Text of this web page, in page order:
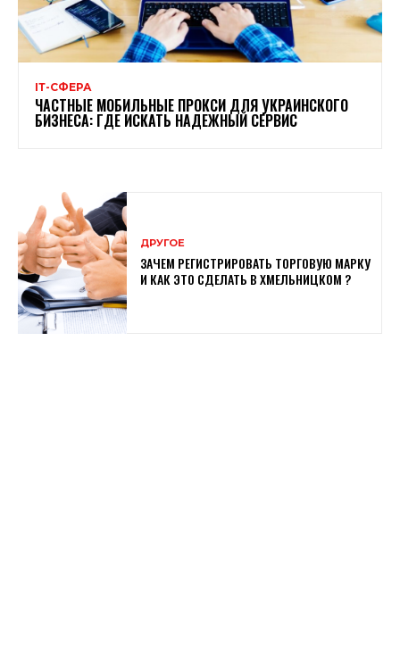
ІТ-СФЕРА
ЧАСТНЫЕ МОБИЛЬНЫЕ ПРОКСИ ДЛЯ УКРАИНСКОГО
БИЗНЕСА: ГДЕ ИСКАТЬ НАДЕЖНЫЙ СЕРВИС
ДРУГОЕ
ЗАЧЕМ РЕГИСТРИРОВАТЬ ТОРГОВУЮ МАРКУ
И КАК ЭТО СДЕЛАТЬ В ХМЕЛЬНИЦКОМ ?